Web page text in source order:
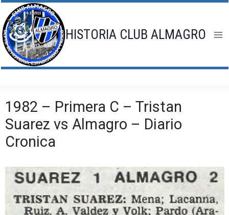
Saltar
al
contenido
HISTORIA CLUB ALMAGRO
1982 – Primera C – Tristan
Suarez vs Almagro – Diario
Cronica